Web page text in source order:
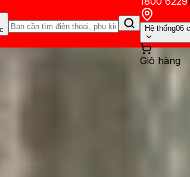
Hệ thống06
Giỏ hàng
phiền' và 'Im